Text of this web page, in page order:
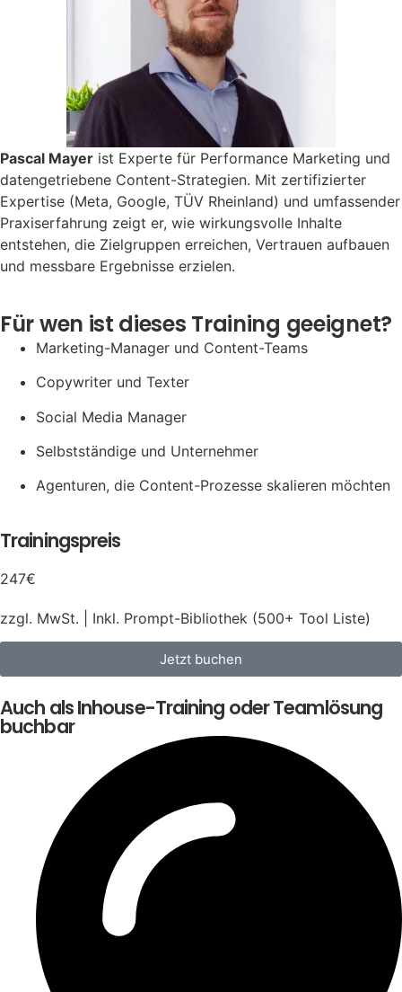
Pascal Mayer ist Experte für Performance Marketing und
datengetriebene Content-Strategien. Mit zertifizierter
Expertise (Meta, Google, TÜV Rheinland) und umfassender
Praxiserfahrung zeigt er, wie wirkungsvolle Inhalte
entstehen, die Zielgruppen erreichen, Vertrauen aufbauen
und messbare Ergebnisse erzielen.
Für wen ist dieses Training geeignet?
Marketing-Manager und Content-Teams
Copywriter und Texter
Social Media Manager
Selbstständige und Unternehmer
Agenturen, die Content-Prozesse skalieren möchten
Trainingspreis
247€
zzgl. MwSt. | Inkl. Prompt-Bibliothek (500+ Tool Liste)
Jetzt buchen
Auch als Inhouse-Training oder Teamlösung
buchbar